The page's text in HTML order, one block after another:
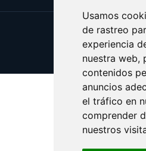
Usamos
de rastreo
experiencia
nuestra web,
contenidos
anuncios
el tráfico en
comprender
nuestros
Update
Copyright ©